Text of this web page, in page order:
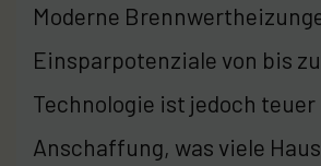
Moderne
Einsparpotenziale von bis zu
Technologie ist jedoch teuer
Anschaffung, was viele